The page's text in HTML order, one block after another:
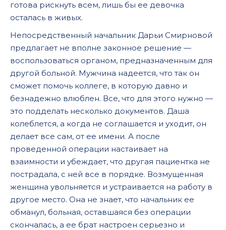
готова рискнуть всем, лишь бы ее девочка
осталась в живых.
Непосредственный начальник Дарьи Смирновой
предлагает не вполне законное решение —
воспользоваться органом, предназначенным для
другой больной. Мужчина надеется, что так он
сможет помочь коллеге, в которую давно и
безнадежно влюблен. Все, что для этого нужно —
это подделать несколько документов. Даша
колеблется, а когда не соглашается и уходит, он
делает все сам, от ее имени. А после
проведенной операции настаивает на
взаимности и убеждает, что другая пациентка не
пострадала, с ней все в порядке. Возмущенная
женщина увольняется и устраивается на работу в
другое место. Она не знает, что начальник ее
обманул, больная, оставшаяся без операции
скончалась, а ее брат настроен серьезно и